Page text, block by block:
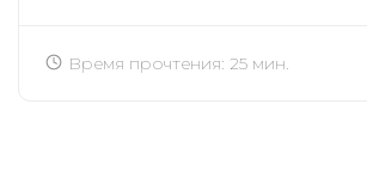
Время прочтения: 25 мин.